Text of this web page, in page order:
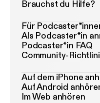
Brauchst du Hilfe?
Für
Als Podcaster*in
Podcaster*in FAQ
Community-
Auf dem iPhone
Auf Android
Im Web anhören